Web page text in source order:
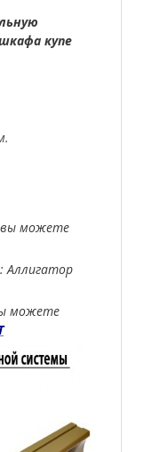
купе
вы можете
Аллигатор
можете